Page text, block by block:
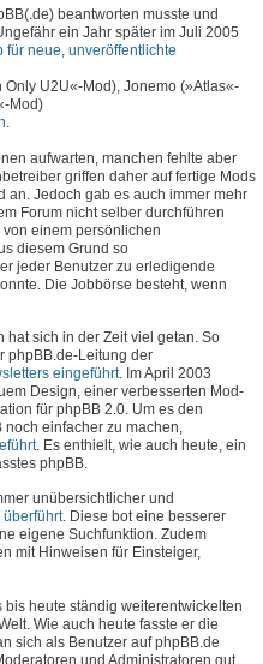
beantworten musste und
ein Jahr später im Juli 2005
neue, unveröffentlichte
U2U«-Mod), Jonemo (»Atlas«-
Mod)
.
aufwarten, manchen fehlte aber
griffen daher auf fertige Mods
an. Jedoch gab es auch immer mehr
Forum nicht selber durchführen
einem persönlichen
diesem Grund so
jeder Benutzer zu erledigende
Die Jobbörse besteht, wenn
sich in der Zeit viel getan. So
phpBB.de-Leitung der
eingeführt. Im April 2003
Design, einer verbesserten Mod-
für phpBB 2.0. Um es den
einfacher zu machen,
. Es enthielt, wie auch heute, ein
phpBB.
unübersichtlicher und
. Diese bot eine besserer
eigene Suchfunktion. Zudem
mit Hinweisen für Einsteiger,
heute ständig weiterentwickelten
Wie auch heute fasste er die
sich als Benutzer auf phpBB.de
und Administratoren gut